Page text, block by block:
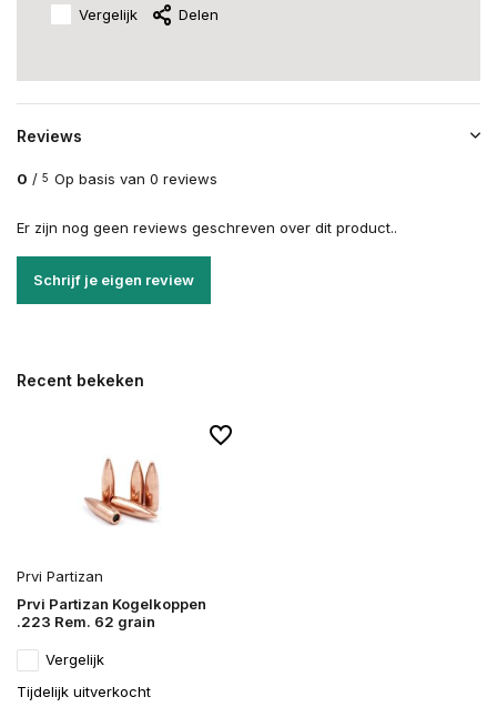
Vergelijk Delen
Reviews
0 / 5 Op basis van 0 reviews
Er zijn nog geen reviews geschreven over dit product..
Schrijf je eigen review
Recent bekeken
Prvi Partizan
Prvi Partizan Kogelkoppen
.223 Rem. 62 grain
Vergelijk
Tijdelijk uitverkocht